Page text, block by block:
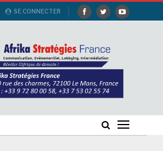
SE CONNECTER